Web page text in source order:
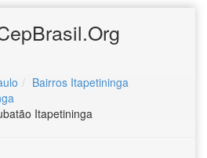
Bairros Itapetininga
Itapetininga